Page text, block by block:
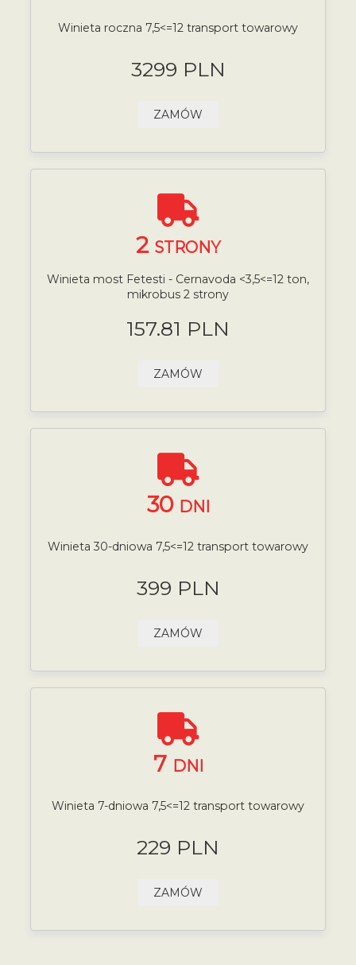
Winieta roczna 7,5<=12 transport towarowy
3299 PLN
ZAMÓW
2 STRONY
Winieta most Fetesti - Cernavoda <3,5<=12 ton,
mikrobus 2 strony
157.81 PLN
ZAMÓW
30 DNI
Winieta 30-dniowa 7,5<=12 transport towarowy
399 PLN
ZAMÓW
7 DNI
Winieta 7-dniowa 7,5<=12 transport towarowy
229 PLN
ZAMÓW